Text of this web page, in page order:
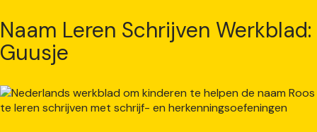
Naam Leren Schrijven Werkblad:
Guusje